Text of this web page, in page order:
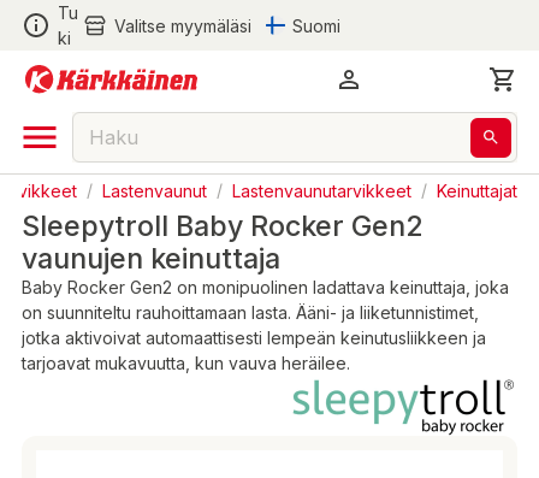
Tu
ki
Valitse myymäläsi Suomi
/ Lastenvaunut / Lastenvaunutarvikkeet / Keinuttajat
Sleepytroll Baby Rocker Gen2
vaunujen keinuttaja
Baby Rocker Gen2 on monipuolinen ladattava keinuttaja, joka
on suunniteltu rauhoittamaan lasta. Ääni- ja liiketunnistimet,
jotka aktivoivat automaattisesti lempeän keinutusliikkeen ja
tarjoavat mukavuutta, kun vauva heräilee.